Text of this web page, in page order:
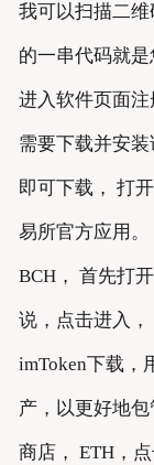
我可以扫描二
的一串代码就是
进入软件页面
需要下载并安
即可下载， 打
易所官方应用。
BCH， 首先打
说，点击进入
imToken下载，
产，以更好地
商店， ETH，